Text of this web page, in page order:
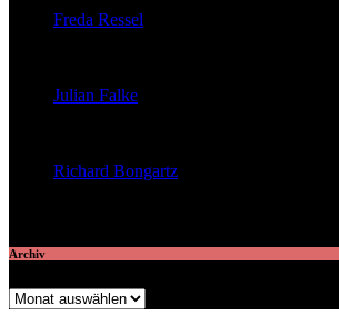
Freda Ressel
Julian Falke
Richard Bongartz
Archiv
Archiv